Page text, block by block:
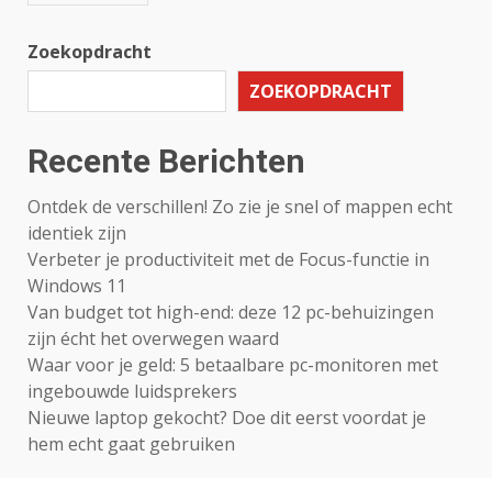
Zoekopdracht
ZOEKOPDRACHT
Recente Berichten
Ontdek de verschillen! Zo zie je snel of mappen echt
identiek zijn
Verbeter je productiviteit met de Focus-functie in
Windows 11
Van budget tot high-end: deze 12 pc-behuizingen
zijn écht het overwegen waard
Waar voor je geld: 5 betaalbare pc-monitoren met
ingebouwde luidsprekers
Nieuwe laptop gekocht? Doe dit eerst voordat je
hem echt gaat gebruiken